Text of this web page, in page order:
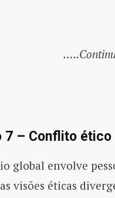
7 – Conflito ético
global envolve
visões éticas